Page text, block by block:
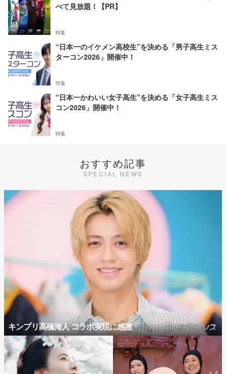
べて見放題！【PR】
特集
“日本一のイケメン高校生”を決める「男子高生ミス
ターコン2026」開催中！
特集
“日本一かわいい女子高生”を決める「女子高生ミス
コン2026」開催中！
特集
おすすめ記事
SPECIAL NEWS
キンプリ高橋海人 コラボ実現に感激